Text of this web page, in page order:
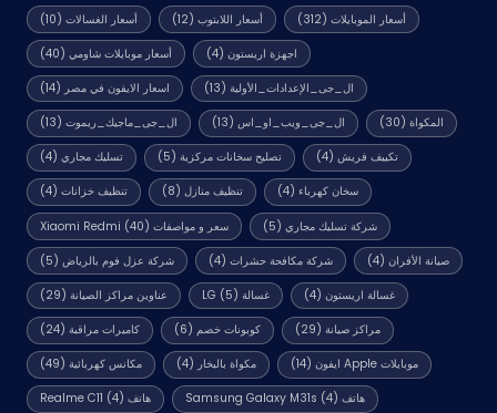
أسعار الغسالات(10) أسعار اللابتوب (12) أسعار الموبايلات (312)
أسعار موبايلات شاومي(40) اجهزة اريستون (4)
اسعار الايفون في مصر (14) ال_جى_الإعدادات_الأولية (13)
ال_جى_ماجيك_ريموت(13) ال_جى_ويب_او_اس (13) المكواة (30)
تسليك مجاري(4) تصليح سخانات مركزية (5) تكييف فريش (4)
تنظيف خزانات(4) تنظيف منازل (8) سخان كهرباء (4)
سعر و مواصفات Xiaomi Redmi (40) شركة تسليك مجاري (5)
شركة عزل فوم بالرياض(5) شركة مكافحة حشرات (4) صيانة الأفران (4)
عناوين مراكز الصيانة(29) غسالة LG (5) غسالة اريستون (4)
كاميرات مراقبة(24) كوبونات خصم (6) مراكز صيانة (29)
مكانس كهربائية(49) مكواة بالبخار (4) موبايلات Apple ايفون (14)
هاتف Realme C11 (4) هاتف Samsung Galaxy M31s (4)